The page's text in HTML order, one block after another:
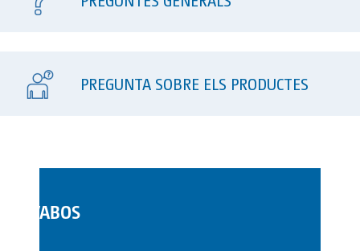
PREGUNTA SOBRE ELS PRODUCTES
LAVABOS